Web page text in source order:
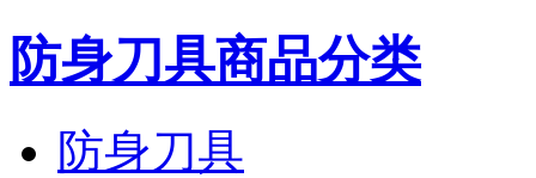
防身刀具商品分类
防身刀具